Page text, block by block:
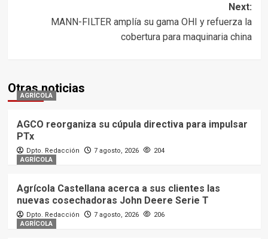
Next:
MANN-FILTER amplía su gama OHI y refuerza la
cobertura para maquinaria china
Otras noticias
AGRÍCOLA
AGCO reorganiza su cúpula directiva para impulsar
PTx
Dpto. Redacción 7 agosto, 2026
204
AGRÍCOLA
Agrícola Castellana acerca a sus clientes las
nuevas cosechadoras John Deere Serie T
Dpto. Redacción 7 agosto, 2026
206
AGRÍCOLA